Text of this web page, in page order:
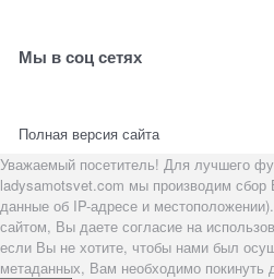
Мы в соц сетях
Полная версия сайта
Уважаемый посетитель! Для лучшего
ladysamotsvet.com мы производим
данные об IP-адресе и
сайтом, Вы даете согласие на
если Вы не хотите, чтобы нами был
метаданных, Вам необходимо покинуть